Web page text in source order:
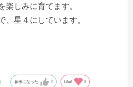
楽しみに育てます。
、星４にしています。
参考になった 0 Like! 0